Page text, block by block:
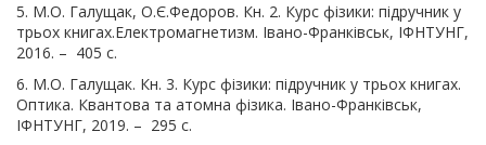
5. М.О. Галущак, О.Є.Федоров. Кн. 2. Курс фізики: підручник у
трьох книгах.Електромагнетизм. Івано-Франківськ, ІФНТУНГ,
2016. – 405 с.
6. М.О. Галущак. Кн. 3. Курс фізики: підручник у трьох книгах.
Оптика. Квантова та атомна фізика. Івано-Франківськ,
ІФНТУНГ, 2019. – 295 с.